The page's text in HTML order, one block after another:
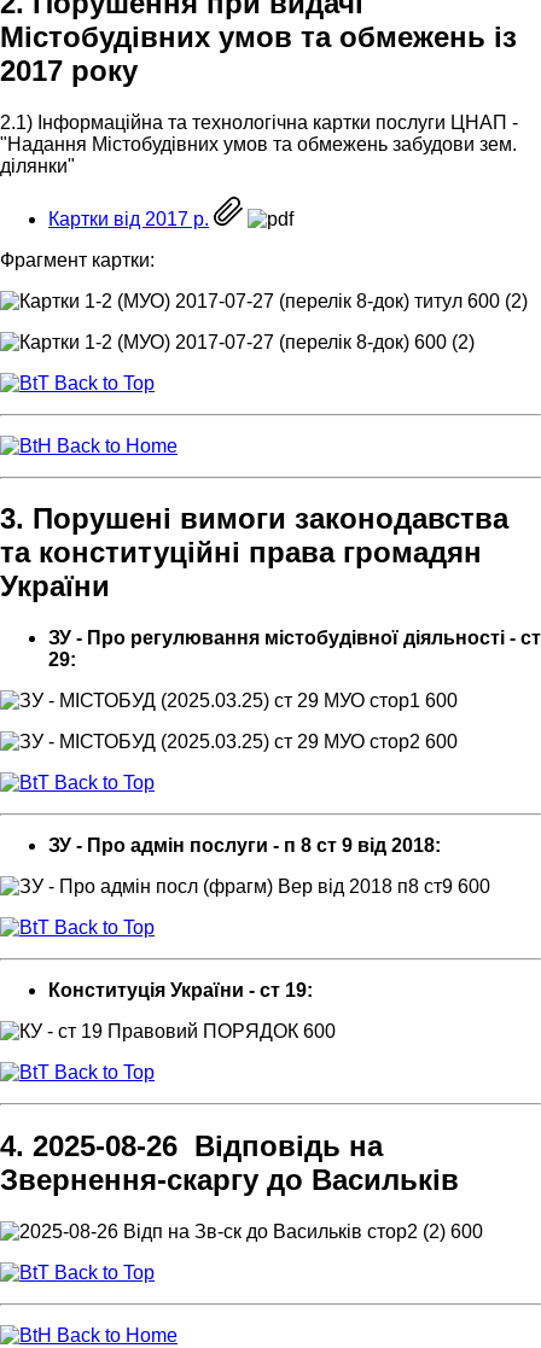
Містобудівних умов та обмежень із
2017 року
2.1) Інформаційна та технологічна картки послуги ЦНАП -
"Надання Містобудівних умов та обмежень забудови зем.
ділянки"
Картки від 2017 р.
Фрагмент картки:
Back to Top
Back to Home
3. Порушені вимоги законодавства
та конституційні права громадян
України
ЗУ - Про регулювання містобудівної діяльності - ст
29:
Back to Top
ЗУ - Про адмін послуги - п 8 ст 9 від 2018:
Back to Top
Конституція України - ст 19:
Back to Top
4. 2025-08-26 Відповідь на
Звернення-скаргу до Васильків
Back to Top
Back to Home